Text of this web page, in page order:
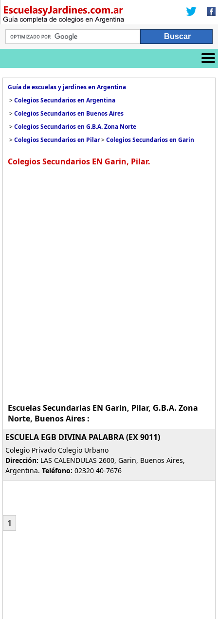
Guía de escuelas y jardines en Argentina
>Colegios Secundarios en Argentina
>Colegios Secundarios en Buenos Aires
>Colegios Secundarios en G.B.A. Zona Norte
>Colegios Secundarios en Pilar>Colegios Secundarios en Garin
Colegios Secundarios EN Garin, Pilar.
Escuelas Secundarias EN Garin, Pilar, G.B.A. Zona
Norte, Buenos Aires :
ESCUELA EGB DIVINA PALABRA (EX 9011)
Colegio Privado Colegio Urbano
Dirección: LAS CALENDULAS 2600, Garin, Buenos Aires,
Argentina. Teléfono: 02320 40-7676
1